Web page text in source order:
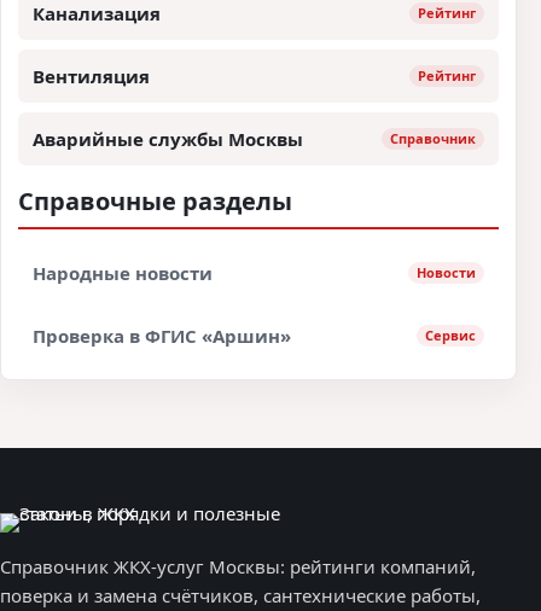
Канализация Рейтинг
Вентиляция Рейтинг
Аварийные службы Москвы Справочник
Справочные разделы
Народные новости Новости
Проверка в ФГИС «Аршин» Сервис
Справочник ЖКХ-услуг Москвы: рейтинги компаний,
поверка и замена счётчиков, сантехнические работы,